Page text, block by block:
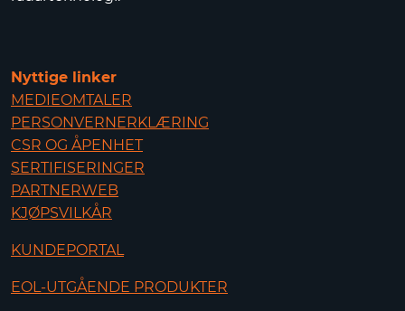
Nyttige linker
MEDIEOMTALER
PERSONVERNERKLÆRING
CSR OG ÅPENHET
SERTIFISERINGER
PARTNERWEB
KJØPSVILKÅR
KUNDEPORTAL
EOL-UTGÅENDE PRODUKTER